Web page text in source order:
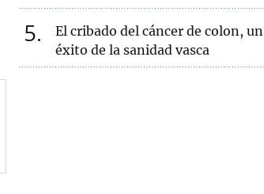
5
El cribado del cáncer de colon, un
éxito de la sanidad vasca